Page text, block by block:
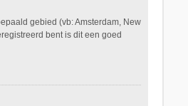
gebied (vb: Amsterdam, New
bent is dit een goed